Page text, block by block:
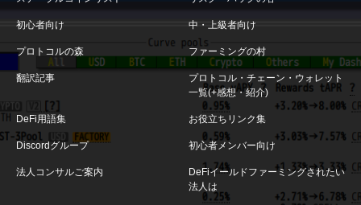
初心者向け 中・上級者向け
プロトコルの森 ファーミングの村
翻訳記事
プロトコル・チェーン・ウォレット
一覧(+感想・紹介)
DeFi用語集 お役立ちリンク集
Discordグループ 初心者メンバー向け
法人コンサルご案内
DeFiイールドファーミングされたい
法人は